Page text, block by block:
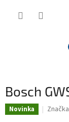
Bosch
Novinka